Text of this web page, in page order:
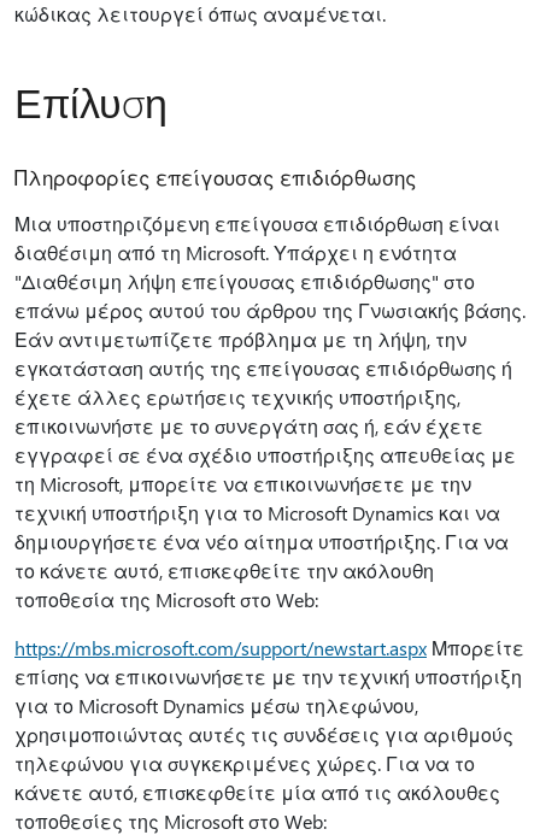
κώδικας λειτουργεί όπως αναμένεται.
Επίλυση
Πληροφορίες επείγουσας επιδιόρθωσης
Μια υποστηριζόμενη επείγουσα επιδιόρθωση είναι
διαθέσιμη από τη Microsoft. Υπάρχει η ενότητα
"Διαθέσιμη λήψη επείγουσας επιδιόρθωσης" στο
επάνω μέρος αυτού του άρθρου της Γνωσιακής βάσης.
Εάν αντιμετωπίζετε πρόβλημα με τη λήψη, την
εγκατάσταση αυτής της επείγουσας επιδιόρθωσης ή
έχετε άλλες ερωτήσεις τεχνικής υποστήριξης,
επικοινωνήστε με το συνεργάτη σας ή, εάν έχετε
εγγραφεί σε ένα σχέδιο υποστήριξης απευθείας με
τη Microsoft, μπορείτε να επικοινωνήσετε με την
τεχνική υποστήριξη για το Microsoft Dynamics και να
δημιουργήσετε ένα νέο αίτημα υποστήριξης. Για να
το κάνετε αυτό, επισκεφθείτε την ακόλουθη
τοποθεσία της Microsoft στο Web:
https://mbs.microsoft.com/support/newstart.aspx Μπορείτε
επίσης να επικοινωνήσετε με την τεχνική υποστήριξη
για το Microsoft Dynamics μέσω τηλεφώνου,
χρησιμοποιώντας αυτές τις συνδέσεις για αριθμούς
τηλεφώνου για συγκεκριμένες χώρες. Για να το
κάνετε αυτό, επισκεφθείτε μία από τις ακόλουθες
τοποθεσίες της Microsoft στο Web: